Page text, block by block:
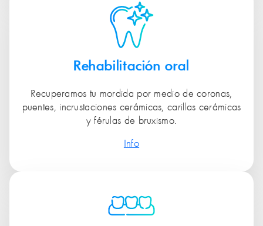
Rehabilitación oral
Recuperamos tu mordida por medio de coronas,
puentes, incrustaciones cerámicas, carillas cerámicas
y férulas de bruxismo.
Info